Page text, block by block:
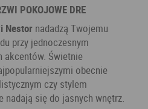
POKOJOWE DRE
Nestor nadadzą Twojemu
przy jednoczesnym
akcentów. Świetnie
obecnie
czy stylem
nadają się do jasnych wnętrz.